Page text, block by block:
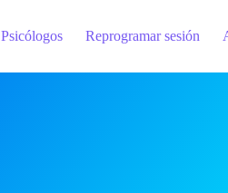
Psicólogos Reprogramar sesión